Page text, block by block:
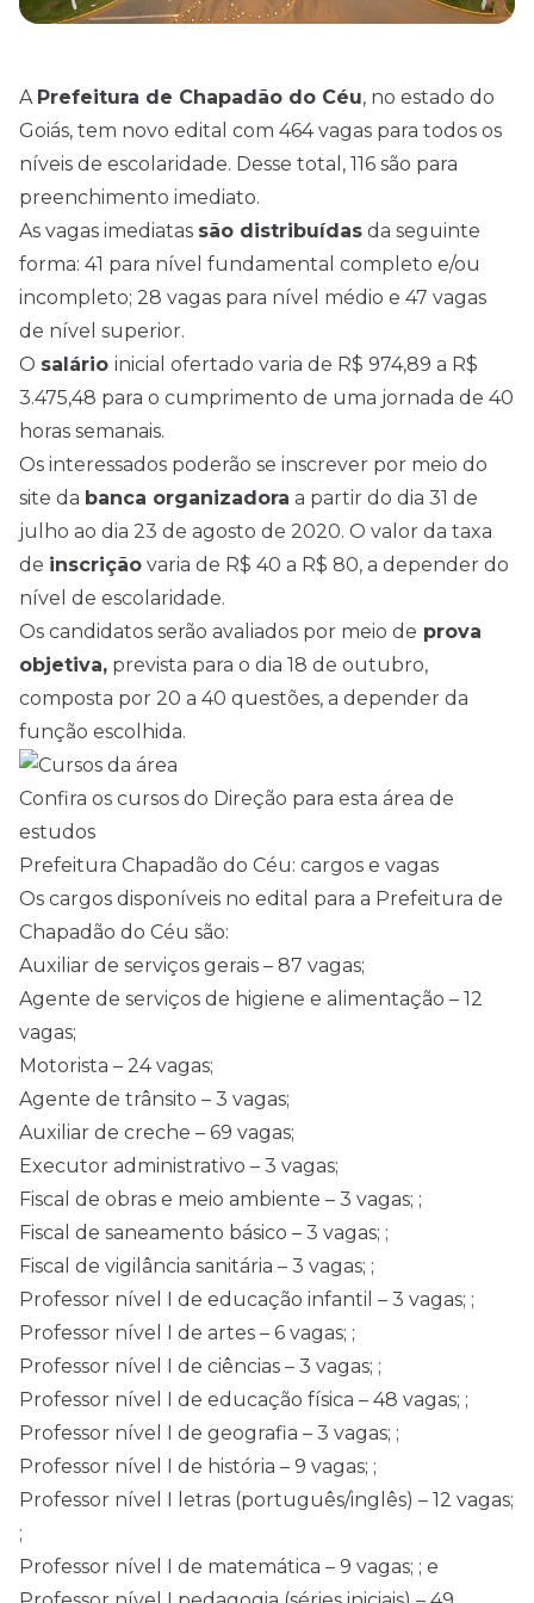
A Prefeitura de Chapadão do Céu, no estado do
Goiás, tem novo edital com 464 vagas para todos os
níveis de escolaridade. Desse total, 116 são para
preenchimento imediato.
As vagas imediatas são distribuídas da seguinte
forma: 41 para nível fundamental completo e/ou
incompleto; 28 vagas para nível médio e 47 vagas
de nível superior.
O salário inicial ofertado varia de R$ 974,89 a R$
3.475,48 para o cumprimento de uma jornada de 40
horas semanais.
Os interessados poderão se inscrever por meio do
site da banca organizadora a partir do dia 31 de
julho ao dia 23 de agosto de 2020. O valor da taxa
de inscrição varia de R$ 40 a R$ 80, a depender do
nível de escolaridade.
Os candidatos serão avaliados por meio de prova
objetiva, prevista para o dia 18 de outubro,
composta por 20 a 40 questões, a depender da
função escolhida.
Confira os cursos do Direção para esta área de
estudos
Prefeitura Chapadão do Céu: cargos e vagas
Os cargos disponíveis no edital para a Prefeitura de
Chapadão do Céu são:
Auxiliar de serviços gerais – 87 vagas;
Agente de serviços de higiene e alimentação – 12
vagas;
Motorista – 24 vagas;
Agente de trânsito – 3 vagas;
Auxiliar de creche – 69 vagas;
Executor administrativo – 3 vagas;
Fiscal de obras e meio ambiente – 3 vagas; ;
Fiscal de saneamento básico – 3 vagas; ;
Fiscal de vigilância sanitária – 3 vagas; ;
Professor nível I de educação infantil – 3 vagas; ;
Professor nível I de artes – 6 vagas; ;
Professor nível I de ciências – 3 vagas; ;
Professor nível I de educação física – 48 vagas; ;
Professor nível I de geografia – 3 vagas; ;
Professor nível I de história – 9 vagas; ;
Professor nível I letras (português/inglês) – 12 vagas;
;
Professor nível I de matemática – 9 vagas; ; e